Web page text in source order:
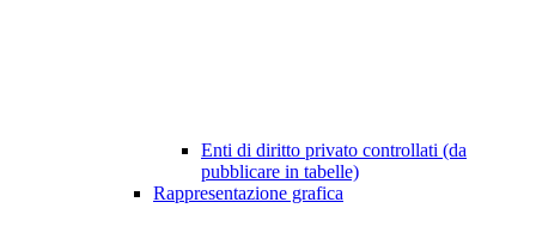
Enti di diritto privato controllati (da
pubblicare in tabelle)
Rappresentazione grafica